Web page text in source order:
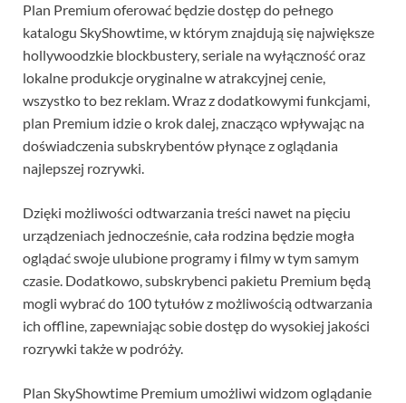
Plan Premium oferować będzie dostęp do pełnego
katalogu SkyShowtime, w którym znajdują się największe
hollywoodzkie blockbustery, seriale na wyłączność oraz
lokalne produkcje oryginalne w atrakcyjnej cenie,
wszystko to bez reklam. Wraz z dodatkowymi funkcjami,
plan Premium idzie o krok dalej, znacząco wpływając na
doświadczenia subskrybentów płynące z oglądania
najlepszej rozrywki.
Dzięki możliwości odtwarzania treści nawet na pięciu
urządzeniach jednocześnie, cała rodzina będzie mogła
oglądać swoje ulubione programy i filmy w tym samym
czasie. Dodatkowo, subskrybenci pakietu Premium będą
mogli wybrać do 100 tytułów z możliwością odtwarzania
ich offline, zapewniając sobie dostęp do wysokiej jakości
rozrywki także w podróży.
Plan SkyShowtime Premium umożliwi widzom oglądanie